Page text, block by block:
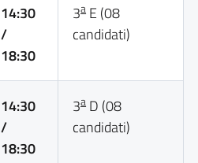
14:30
/
18:30
3a E (08
candidati)
14:30
/
18:30
3a D (08
candidati)